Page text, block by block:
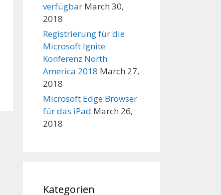
verfügbar March 30,
2018
Registrierung für die
Microsoft Ignite
Konferenz North
America 2018 March 27,
2018
Microsoft Edge Browser
für das iPad March 26,
2018
Kategorien